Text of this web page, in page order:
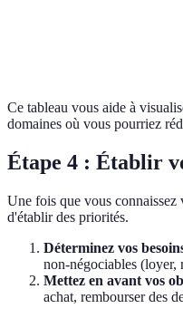
Ce tableau vous aide à
domaines où vous pourriez
Étape 4 : Établir
Une fois que vous connaissez
d'établir des priorités.
Déterminez vos
non-négociables (loyer,
Mettez en avant vos
achat, rembourser des